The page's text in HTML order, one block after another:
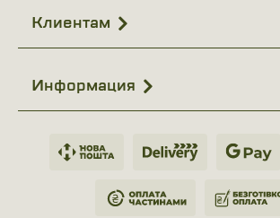
Клиентам
Информация